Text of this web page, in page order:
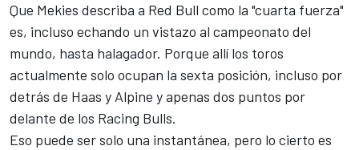
Que Mekies describa a Red Bull como la "cuarta fuerza"
es, incluso echando un vistazo al campeonato del
mundo, hasta halagador. Porque allí los toros
actualmente solo ocupan la sexta posición, incluso por
detrás de Haas y Alpine y apenas dos puntos por
delante de los Racing Bulls.
Eso puede ser solo una instantánea, pero lo cierto es